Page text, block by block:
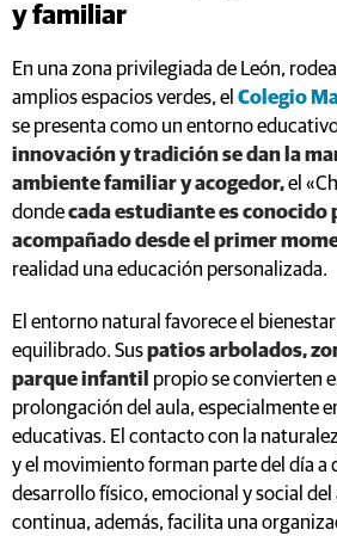
y familiar
En una zona privilegiada de León,
amplios espacios verdes, el Colegio
se presenta como un entorno
innovación y tradición se dan la
ambiente familiar y acogedor,el
dondecada estudiante es conocido
acompañado desde el primer
realidad una educación personalizada.
El entorno natural favorece el
equilibrado. Suspatios arbolados,
parque infantil propio se convierten
prolongación del aula, especialmente
educativas. El contacto con la
y el movimiento forman parte del día a
desarrollo físico, emocional y social
continua, además, facilita una